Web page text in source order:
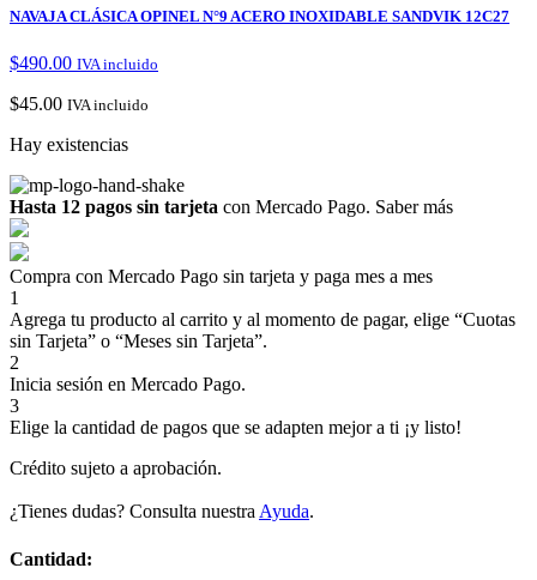
NAVAJA CLÁSICA OPINEL N°9 ACERO INOXIDABLE SANDVIK 12C27
$490.00 IVA incluido
$45.00 IVA incluido
Hay existencias
Hasta 12 pagos sin tarjeta con Mercado Pago. Saber más
Compra con Mercado Pago sin tarjeta y paga mes a mes
1
Agrega tu producto al carrito y al momento de pagar, elige “Cuotas
sin Tarjeta” o “Meses sin Tarjeta”.
2
Inicia sesión en Mercado Pago.
3
Elige la cantidad de pagos que se adapten mejor a ti ¡y listo!
Crédito sujeto a aprobación.
¿Tienes dudas? Consulta nuestra Ayuda.
Cantidad: